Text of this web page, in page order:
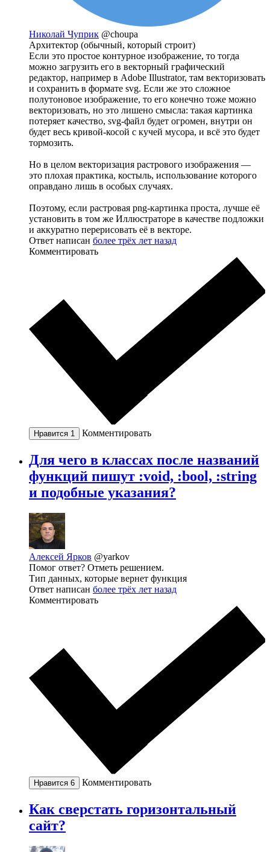
Николай Чуприк @choupa
Архитектор (обычный, который строит)
Если это простое контурное изображение, то тогда
можно загрузить его в векторный графический
редактор, например в Adobe Illustrator, там векторизовать
и сохранить в формате svg. Если же это сложное
полутоновое изображение, то его конечно тоже можно
векторизовать, но это лишено смысла: такая картинка
потеряет качество, svg-файл будет огромен, внутри он
будет весь кривой-косой с кучей мусора, и всё это будет
тормозить.
Но в целом векторизация растрового изображения —
это плохая практика, костыль, использование которого
оправдано лишь в особых случаях.
Поэтому, если растровая png-картинка проста, лучше её
установить в том же Иллюстраторе в качестве подложки
и аккуратно перерисовать её в векторе.
Ответ написан более трёх лет назад
Комментировать
Нравится 1 Комментировать
Для чего в классах после названий
функций пишут :void, :bool, :string
и подобные указания?
Алексей Ярков @yarkov
Помог ответ? Отметь решением.
Тип данных, которые вернет функция
Ответ написан более трёх лет назад
Комментировать
Нравится 6 Комментировать
Как сверстать горизонтальный
сайт?